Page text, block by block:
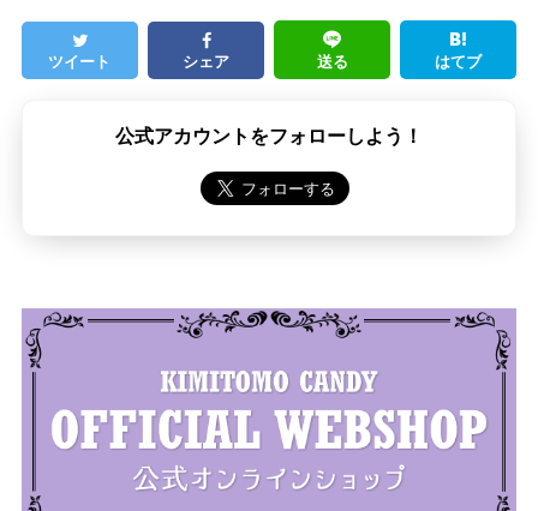
ツイート シェア 送る はてブ
公式アカウントをフォローしよう！